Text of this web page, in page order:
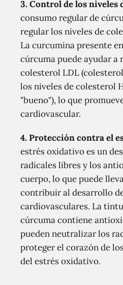
3. Control de los niveles
consumo regular de
regular los niveles de
La curcumina presente
cúrcuma puede ayudar a
colesterol LDL
los niveles de colesterol
"bueno"), lo que
cardiovascular.
4. Protección contra el
estrés oxidativo es un
radicales libres y los
cuerpo, lo que puede
contribuir al desarrollo
cardiovasculares. La
cúrcuma contiene
pueden neutralizar los
proteger el corazón de
del estrés oxidativo.